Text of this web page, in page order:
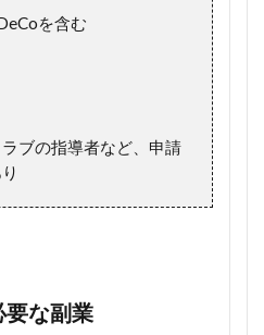
を含む
ブの指導者など、申請
要な副業